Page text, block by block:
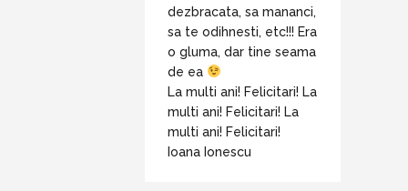
dezbracata, sa mananci,
sa te odihnesti, etc!!! Era
o gluma, dar tine seama
de ea
La multi ani! Felicitari! La
multi ani! Felicitari! La
multi ani! Felicitari!
Ioana Ionescu